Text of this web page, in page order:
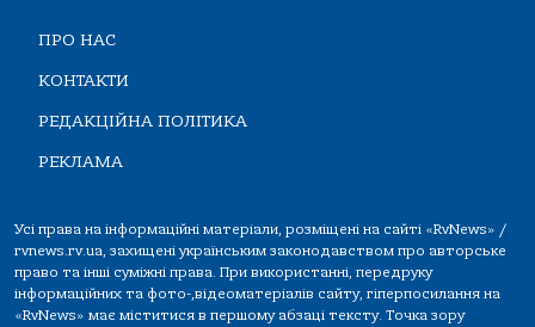
ПРО НАС
КОНТАКТИ
РЕДАКЦІЙНА ПОЛІТИКА
РЕКЛАМА
Усі права на інформаційні матеріали, розміщені на сайті «RvNews» /
rvnews.rv.ua, захищені українським законодавством про авторське
право та інші суміжні права. При використанні, передруку
інформаційних та фото-,відеоматеріалів сайту, гіперпосилання на
«RvNews» має міститися в першому абзаці тексту. Точка зору